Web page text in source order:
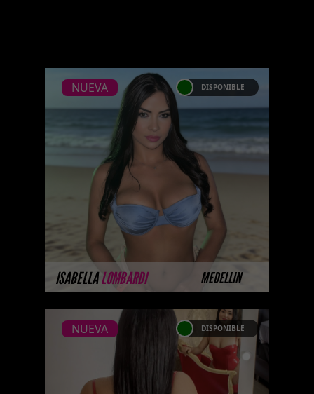
ISABELLALOMBARDI MEDELLIN
NUEVA DISPONIBLE
ISABELLA LOMBARDI -
CATALAGO PLATINO
NUEVA
Algunas de nuestras modelos
aún no tienen imágenes
disponibles en la web porque
están completando su sesión
fotográfica prof ...
MÁS INFORMACIÓN
NUEVA DISPONIBLE
LIA POSADA NUEVA
Soy Lia Posada , una mujer